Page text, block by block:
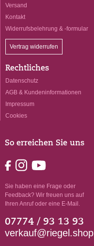
So erreichen Sie uns
Sie haben eine Frage oder
Feedback? Wir freuen uns auf
Ihren Anruf oder eine E-Mail.
07774 / 93 13 93
verkauf@riegel.shop
Versand
Kontakt
Widerrufsbelehrung & -formular
Vertrag widerrufen
Rechtliches
Datenschutz
AGB & Kundeninformationen
Impressum
Cookies